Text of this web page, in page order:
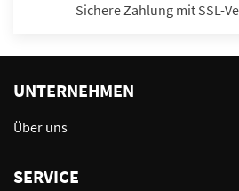
Sichere Zahlung mit SSL-
UNTERNEHMEN
Über uns
SERVICE